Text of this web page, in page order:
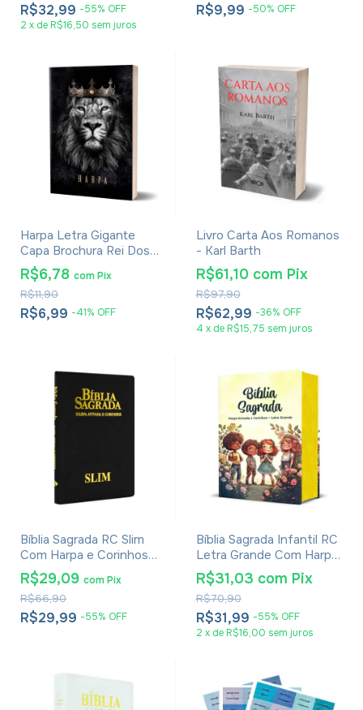
R$32,99 -55% OFF
2 x de R$16,50 sem juros
R$9,99 -50% OFF
Harpa Letra Gigante
Capa Brochura Rei Dos
Reis
R$6,99 -41% OFF
R$11,90
R$6,78 comPix
Livro Carta Aos Romanos
- Karl Barth
R$62,99 -36% OFF
R$97,90
R$61,10 com Pix
4 x de R$15,75 sem juros
Bíblia Sagrada RC Slim
Com Harpa e Corinhos
Média Capa Zíper Preta
R$29,99 -55% OFF
R$66,90
R$29,09 comPix
Bíblia Sagrada Infantil RC
Letra Grande Com Harpa
Avivada E Corinhos Capa
Dura Pequena Crianças
Jardim
R$31,99 -55% OFF
R$70,90
R$31,03 com Pix
2 x de R$16,00 sem juros